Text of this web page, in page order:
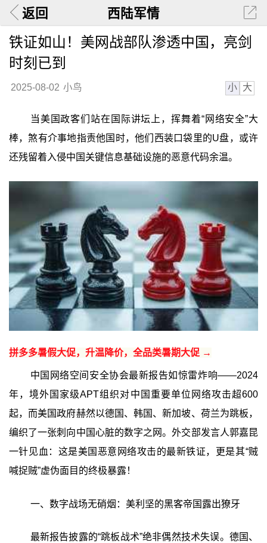
返回 西陆军情
铁证如山！美网战部队渗透中国，亮剑
时刻已到
2025-08-02 小鸟 小 大
当美国政客们站在国际讲坛上，挥舞着“网络安全”大
棒，煞有介事地指责他国时，他们西装口袋里的U盘，或许
还残留着入侵中国关键信息基础设施的恶意代码余温。
拼多多暑假大促，升温降价，全品类暑期大促 →
中国网络空间安全协会最新报告如惊雷炸响——2024
年，境外国家级APT组织对中国重要单位网络攻击超600
起，而美国政府赫然以德国、韩国、新加坡、荷兰为跳板，
编织了一张刺向中国心脏的数字之网。外交部发言人郭嘉昆
一针见血：这是美国恶意网络攻击的最新铁证，更是其“贼
喊捉贼”虚伪面目的终极暴露！
一、数字战场无硝烟：美利坚的黑客帝国露出獠牙
最新报告披露的“跳板战术”绝非偶然技术失误。德国、